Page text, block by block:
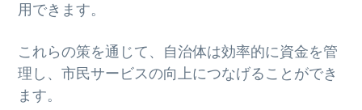
用できます。
これらの策を通じて、自治体は効率的に資金を管
理し、市民サービスの向上につなげることができ
ます。